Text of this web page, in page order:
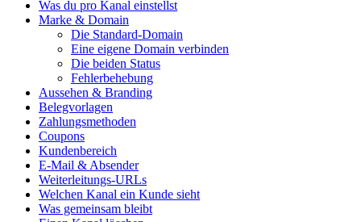
Was du pro Kanal einstellst
Marke & Domain
Die Standard-Domain
Eine eigene Domain verbinden
Die beiden Status
Fehlerbehebung
Aussehen & Branding
Belegvorlagen
Zahlungsmethoden
Coupons
Kundenbereich
E-Mail & Absender
Weiterleitungs-URLs
Welchen Kanal ein Kunde sieht
Was gemeinsam bleibt